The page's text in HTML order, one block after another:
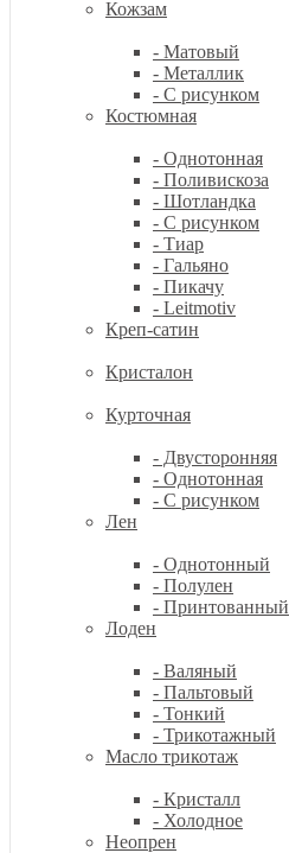
Кожзам
- Матовый
- Металлик
- С рисунком
Костюмная
- Однотонная
- Поливискоза
- Шотландка
- С рисунком
- Тиар
- Гальяно
- Пикачу
- Leitmotiv
Креп-сатин
Кристалон
Курточная
- Двусторонняя
- Однотонная
- С рисунком
Лен
- Однотонный
- Полулен
- Принтованный
Лоден
- Валяный
- Пальтовый
- Тонкий
- Трикотажный
Масло трикотаж
- Кристалл
- Холодное
Неопрен